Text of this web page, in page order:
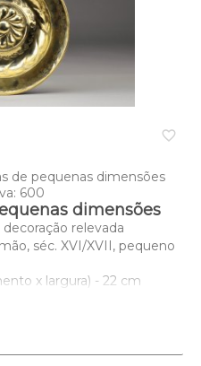
favorite_border
de pequenas dimensões
600
dimensões
relevada
séc. XVI/XVII, pequeno
x largura) - 22 cm